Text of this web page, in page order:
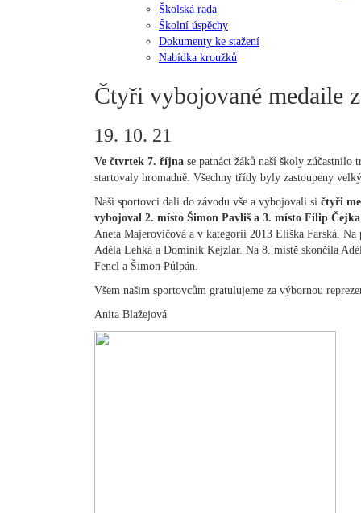
Školská rada
Školní úspěchy
Dokumenty ke stažení
Nabídka kroužků
Čtyři vybojované medaile
19. 10. 21
Ve čtvrtek 7. října se patnáct žáků naší školy zúčastnilo
startovaly hromadně. Všechny třídy byly zastoupeny
Naši sportovci dali do závodu vše a vybojovali si čtyři
vybojoval 2. místo Šimon Pavliš a 3. místo Filip Čejka
Aneta Majerovičová a v kategorii 2013 Eliška Farská.
Adéla Lehká a Dominik Kejzlar. Na 8. místě skončila
Fencl a Šimon Půlpán.
Všem našim sportovcům gratulujeme za výbornou
Anita Blažejová